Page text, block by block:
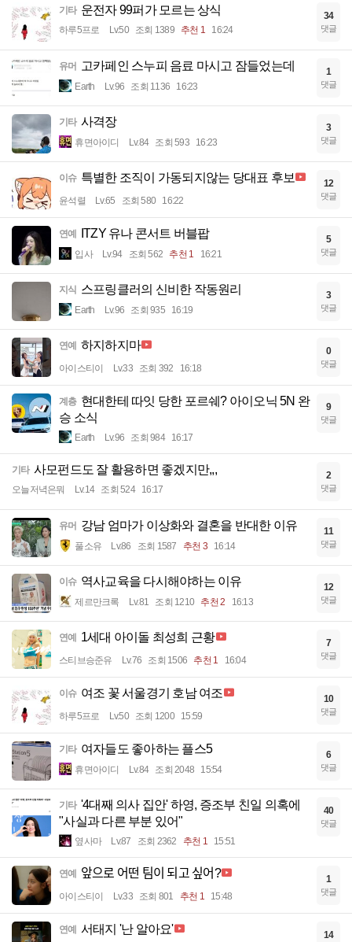
기타 운전자 99퍼가 모르는 상식
하루5프로 Lv.50 조회 1389 추천 1 16:24
34
댓글
유머 고카페인 스누피 음료 마시고 잠들었는데
Earth Lv.96 조회 1136 16:23
1
댓글
기타 사격장
휴면아이디 Lv.84 조회 593 16:23
3
댓글
이슈 특별한 조직이 가동되지않는 당대표 후보
윤석렬 Lv.65 조회 580 16:22
12
댓글
연예 ITZY 유나 콘서트 버블팝
입사 Lv.94 조회 562 추천 1 16:21
5
댓글
지식 스프링클러의 신비한 작동원리
Earth Lv.96 조회 935 16:19
3
댓글
연예 하지하지마
아이스티이 Lv.33 조회 392 16:18
0
댓글
계층 현대한테 따잇 당한 포르쉐? 아이오닉 5N 완
승 소식
Earth Lv.96 조회 984 16:17
9
댓글
기타 사모펀드도 잘 활용하면 좋겠지만,,,
오늘저녁은뭐 Lv.14 조회 524 16:17
2
댓글
유머 강남 엄마가 이상화와 결혼을 반대한 이유
풀소유 Lv.86 조회 1587 추천 3 16:14
11
댓글
이슈 역사교육을 다시해야하는 이유
제르만크록 Lv.81 조회 1210 추천 2 16:13
12
댓글
연예 1세대 아이돌 최성희 근황
스티브승준유 Lv.76 조회 1506 추천 1 16:04
7
댓글
이슈 여조 꽃 서울경기 호남 여조
하루5프로 Lv.50 조회 1200 15:59
10
댓글
기타 여자들도 좋아하는 플스5
휴면아이디 Lv.84 조회 2048 15:54
6
댓글
기타 '4대째 의사 집안' 하영, 증조부 친일 의혹에
"사실과 다른 부분 있어"
옆사마 Lv.87 조회 2362 추천 1 15:51
40
댓글
연예 앞으로 어떤 팀이 되고 싶어?
아이스티이 Lv.33 조회 801 추천 1 15:48
1
댓글
연예 서태지 '난 알아요' 14